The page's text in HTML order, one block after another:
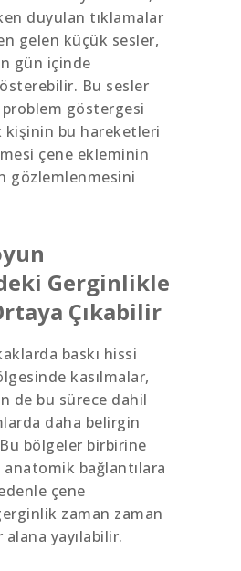
duyulan tıklamalar
gelen küçük sesler,
gün içinde
Bu sesler
problem göstergesi
kişinin bu hareketleri
çene ekleminin
gözlemlenmesini
Gerginlikle
Çıkabilir
baskı hissi
kasılmalar,
de bu sürece dahil
daha belirgin
bölgeler birbirine
anatomik bağlantılara
çene
zaman zaman
yayılabilir.